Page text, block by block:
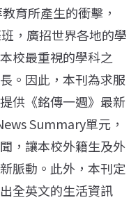
育所產生的衝擊，
，廣招世界各地的學
校最重視的學科之
。因此，本刊為求服
供《銘傳一週》最新
Summary單元，
，讓本校外籍生及外
脈動。此外，本刊定
全英文的生活資訊